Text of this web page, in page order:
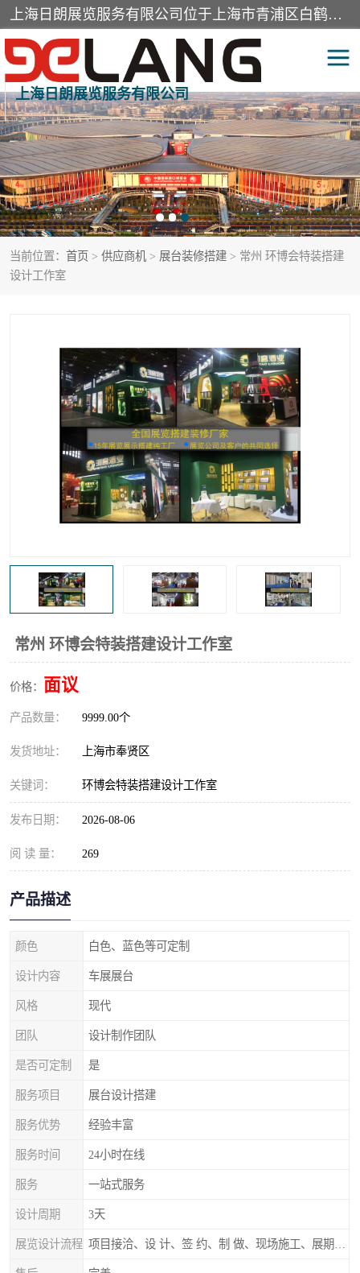
上海日朗展览服务有限公司位于上海市青浦区白鹤镇，营业范围有展览展示会务服务，室内装饰设计及施工，展示道具设计制作，舞台设计，图文设计，灯箱制作，园林绿化工程，广告装潢材料，建筑材料，办公用品，工艺礼品日用百货销售。
上海日朗展览服务有限公司
当前位置： 首页 > 供应商机 > 展台装修搭建 > 常州 环博会特装搭建
设计工作室
常州 环博会特装搭建设计工作室
价格： 面议
产品数量： 9999.00个
发货地址： 上海市奉贤区
关键词： 环博会特装搭建设计工作室
发布日期： 2026-08-06
阅 读 量： 269
产品描述
颜色 白色、蓝色等可定制
设计内容 车展展台
风格 现代
团队 设计制作团队
是否可定制 是
服务项目 展台设计搭建
服务优势 经验丰富
服务时间 24小时在线
服务 一站式服务
设计周期 3天
展览设计流程
展台装修搭建 活动会议执行
展厅装修 专柜制作
展会装修设计 展会搭建
活动策划 展会服务